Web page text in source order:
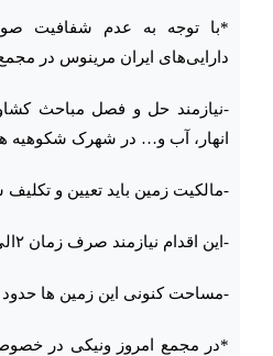
*با توجه به عدم شفافیت
دارایی‌های ایران مرینوس در
-نیازمند حل و فصل مباحث
انهار، آب و… در شهرک شکوهیه
-مالکیت زمین باید تعیین و
-این اقدام نیازمند صرف زمان ۲الی سه ساله است.
-مساحت کنونی این زمین ها حدود ۴۵ هزار متر است.
*در مجمع امروز ونیکی در